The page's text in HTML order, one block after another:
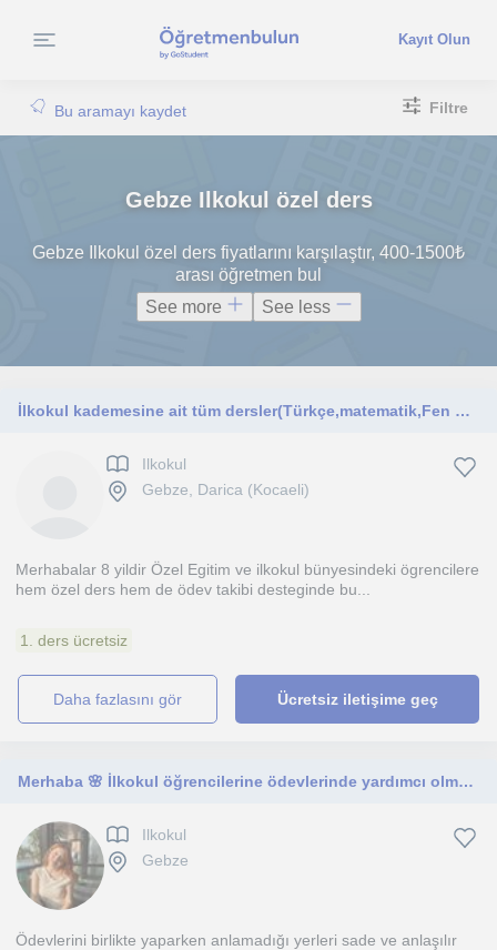
Kayıt Olun
Bu aramayı kaydet Filtre
Gebze Ilkokul özel ders
Gebze Ilkokul özel ders fiyatlarını karşılaştır, 400-1500₺
arası öğretmen bul
See more
See less
İlkokul kademesine ait tüm dersler(Türkçe,matematik,Fen bilimleri ,sosyal bilgiler, okuma yazma , dikte)
Ilkokul
Gebze, Darica (Kocaeli)
Merhabalar 8 yildir Özel Egitim ve ilkokul bünyesindeki ögrencilere
hem özel ders hem de ödev takibi desteginde bu...
1. ders ücretsiz
daha fazlasını gör Ücretsiz iletişime geç
Merhaba 🌸 İlkokul öğrencilerine ödevlerinde yardımcı olmak için buradayım. Çocuklarla iyi anlaşan, sabırlı ve anlayışlı biriyim.
Ilkokul
Gebze
Ödevlerini birlikte yaparken anlamadığı yerleri sade ve anlaşılır